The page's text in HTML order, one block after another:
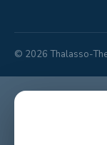
© 2026 Thalasso-